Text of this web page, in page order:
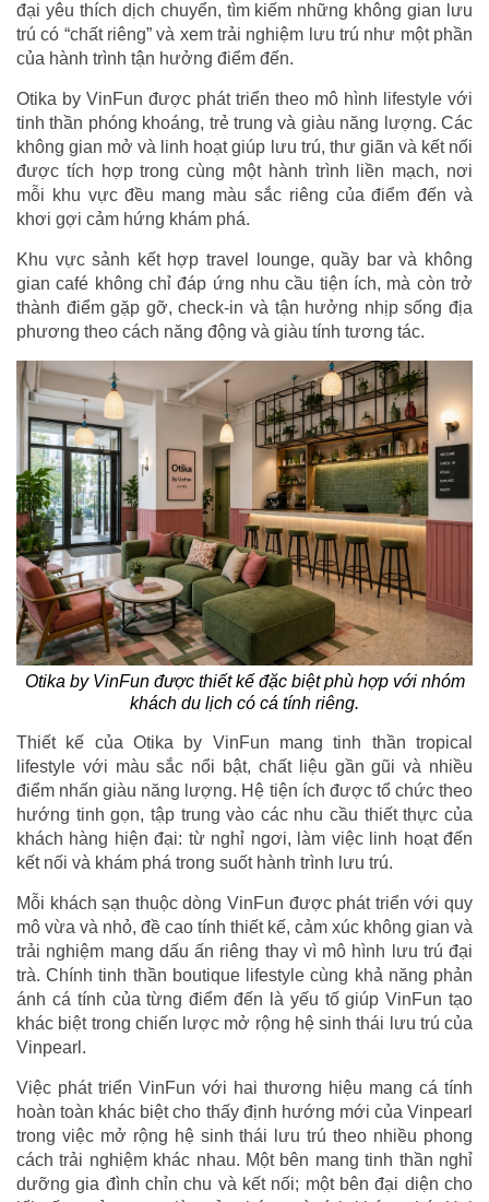
đại yêu thích dịch chuyển, tìm kiếm những không gian lưu
trú có “chất riêng” và xem trải nghiệm lưu trú như một phần
của hành trình tận hưởng điểm đến.
Otika by VinFun được phát triển theo mô hình lifestyle với
tinh thần phóng khoáng, trẻ trung và giàu năng lượng. Các
không gian mở và linh hoạt giúp lưu trú, thư giãn và kết nối
được tích hợp trong cùng một hành trình liền mạch, nơi
mỗi khu vực đều mang màu sắc riêng của điểm đến và
khơi gợi cảm hứng khám phá.
Khu vực sảnh kết hợp travel lounge, quầy bar và không
gian café không chỉ đáp ứng nhu cầu tiện ích, mà còn trở
thành điểm gặp gỡ, check-in và tận hưởng nhịp sống địa
phương theo cách năng động và giàu tính tương tác.
Otika by VinFun được thiết kế đặc biệt phù hợp với nhóm
khách du lịch có cá tính riêng.
Thiết kế của Otika by VinFun mang tinh thần tropical
lifestyle với màu sắc nổi bật, chất liệu gần gũi và nhiều
điểm nhấn giàu năng lượng. Hệ tiện ích được tổ chức theo
hướng tinh gọn, tập trung vào các nhu cầu thiết thực của
khách hàng hiện đại: từ nghỉ ngơi, làm việc linh hoạt đến
kết nối và khám phá trong suốt hành trình lưu trú.
Mỗi khách sạn thuộc dòng VinFun được phát triển với quy
mô vừa và nhỏ, đề cao tính thiết kế, cảm xúc không gian và
trải nghiệm mang dấu ấn riêng thay vì mô hình lưu trú đại
trà. Chính tinh thần boutique lifestyle cùng khả năng phản
ánh cá tính của từng điểm đến là yếu tố giúp VinFun tạo
khác biệt trong chiến lược mở rộng hệ sinh thái lưu trú của
Vinpearl.
Việc phát triển VinFun với hai thương hiệu mang cá tính
hoàn toàn khác biệt cho thấy định hướng mới của Vinpearl
trong việc mở rộng hệ sinh thái lưu trú theo nhiều phong
cách trải nghiệm khác nhau. Một bên mang tinh thần nghỉ
dưỡng gia đình chỉn chu và kết nối; một bên đại diện cho